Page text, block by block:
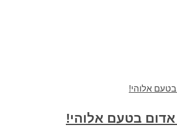
בטעם אלוהי!